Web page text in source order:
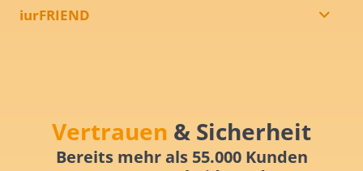
iurFRIEND
Vertrauen & Sicherheit
Bereits mehr als 55.000 Kunden